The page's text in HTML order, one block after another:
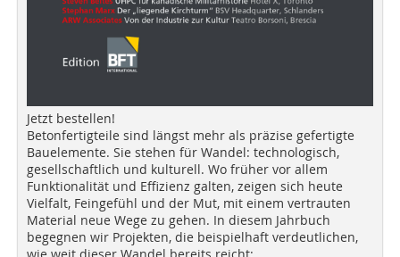
Jetzt bestellen!
Betonfertigteile sind längst mehr als präzise gefertigte
Bauelemente. Sie stehen für Wandel: technologisch,
gesellschaftlich und kulturell. Wo früher vor allem
Funktionalität und Effizienz galten, zeigen sich heute
Vielfalt, Feingefühl und der Mut, mit einem vertrauten
Material neue Wege zu gehen. In diesem Jahrbuch
begegnen wir Projekten, die beispielhaft verdeutlichen,